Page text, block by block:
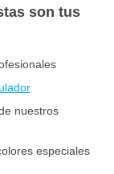
son tus
nuestros
especiales